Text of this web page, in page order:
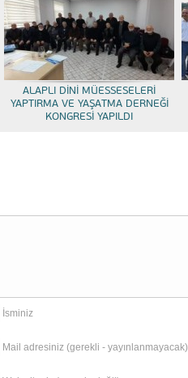
ALAPLI DİNİ MÜESSESELERİ
YAPTIRMA VE YAŞATMA DERNEĞİ
KONGRESİ YAPILDI
İsminiz
Mail adresiniz (gerekli - yayınlanmayacak)